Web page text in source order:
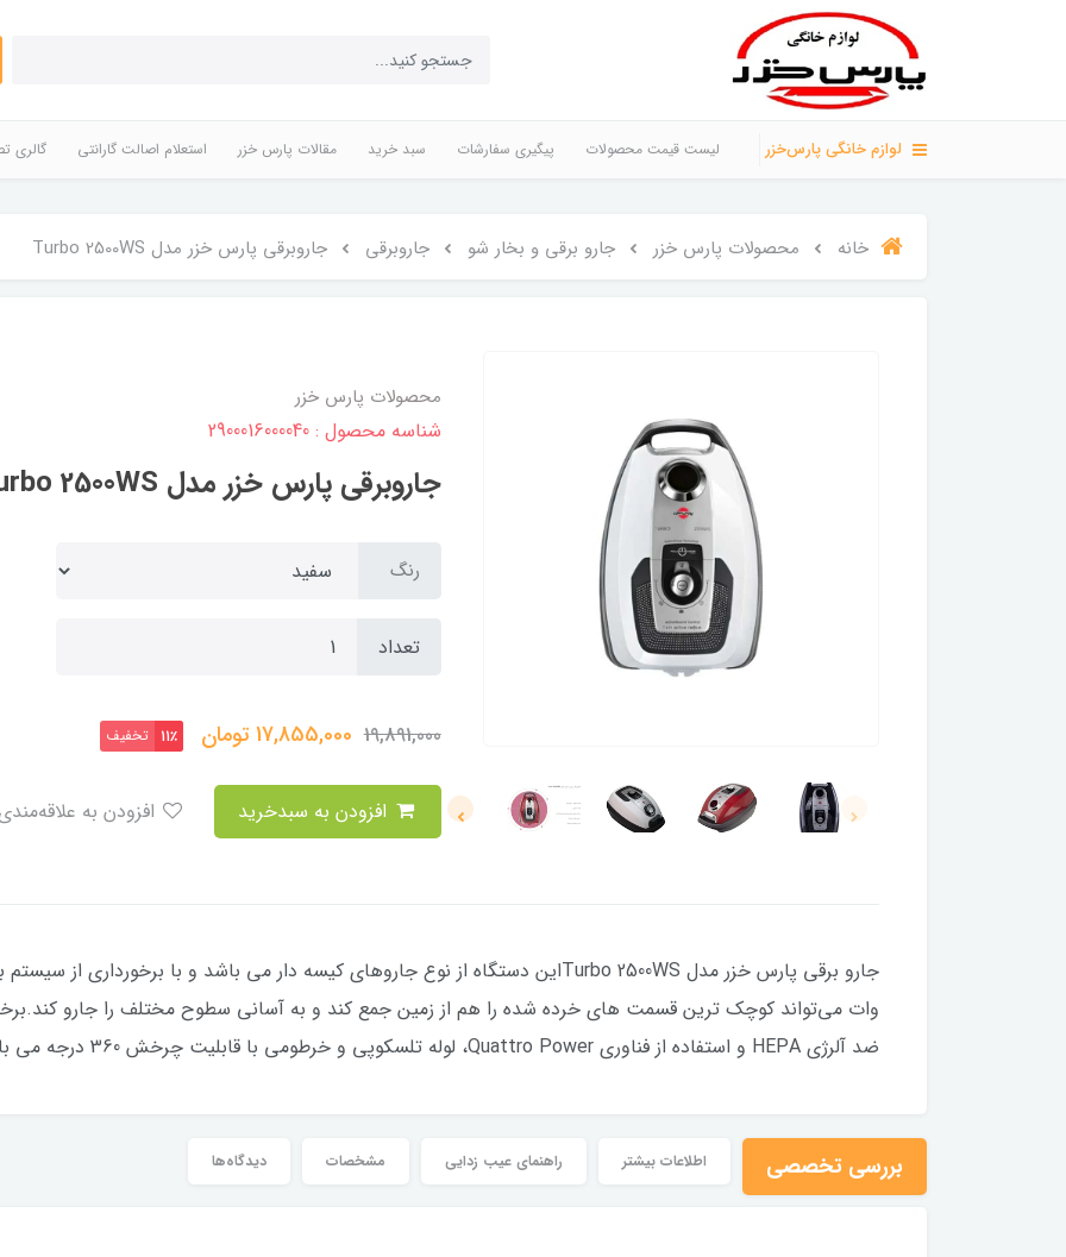
لوازم خانگی پارس‌خزر لیست قیمت محصولات پیگیری سفارشات سبد خرید مقالات پارس خزر استعلام اصالت گارانتی گالری
خانه محصولات پارس خزر جارو برقی و بخار شو جاروبرقی جاروبرقی پارس خزر مدل Turbo 2500WS
محصولات پارس خزر
شناسه محصول : 2900016000040
جاروبرقی پارس خزر مدل Turbo 2500WS
رنگ
تعداد
19,891,000
17,855,000تومان 11٪ تخفیف
وات می‌تواند کوچک‌ ترین قسمت‌ های خرده شده را هم از زمین جمع کند و به آسانی سطوح مختلف را جارو
ضد آلرژی HEPA و استفاده از فناوری Quattro Power، لوله تلسکوپی و خرطومی با قابلیت چرخش 360 درجه می باشد.
بررسی تخصصی اطلاعات بیشتر راهنمای عیب زدایی مشخصات دیدگاه‌ها